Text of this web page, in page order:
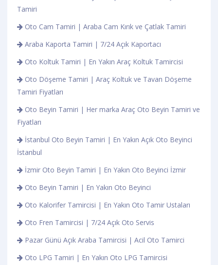
Tamiri
Oto Cam Tamiri | Araba Cam Kırık ve Çatlak Tamiri
Araba Kaporta Tamiri | 7/24 Açık Kaportacı
Oto Koltuk Tamiri | En Yakın Araç Koltuk Tamircisi
Oto Döşeme Tamiri | Araç Koltuk ve Tavan Döşeme
Tamiri Fiyatları
Oto Beyin Tamiri | Her marka Araç Oto Beyin Tamiri ve
Fiyatları
İstanbul Oto Beyin Tamiri | En Yakın Açık Oto Beyinci
İstanbul
İzmir Oto Beyin Tamiri | En Yakın Oto Beyinci İzmir
Oto Beyin Tamiri | En Yakın Oto Beyinci
Oto Kalorifer Tamircisi | En Yakın Oto Tamir Ustaları
Oto Fren Tamircisi | 7/24 Açık Oto Servis
Pazar Günü Açık Araba Tamircisi | Acil Oto Tamirci
Oto LPG Tamiri | En Yakın Oto LPG Tamircisi